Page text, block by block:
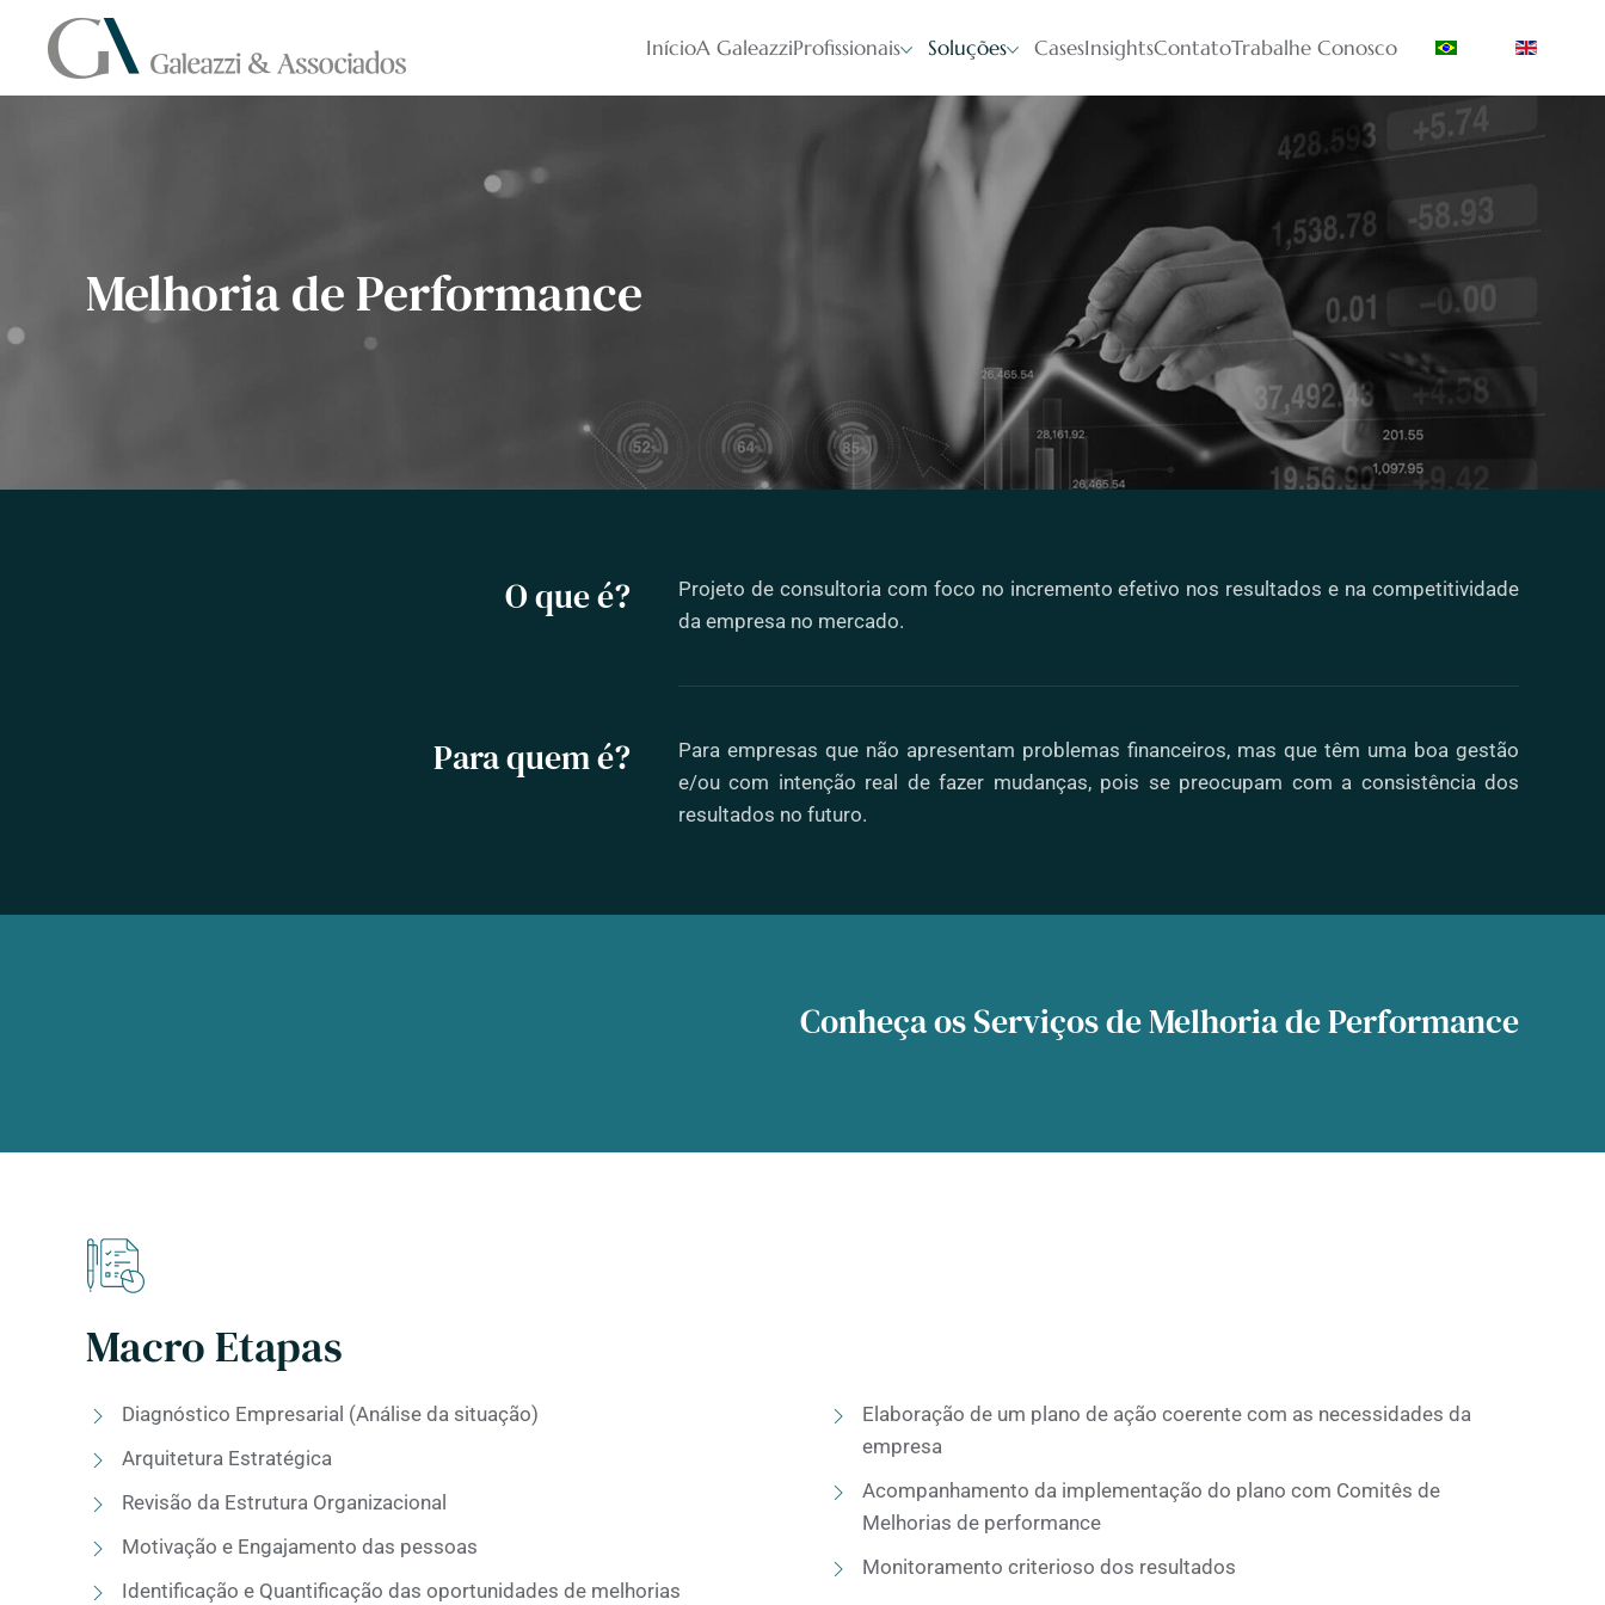
Skip to main content InícioA GaleazziProfissionais Soluções CasesInsightsContatoTrabalhe Conosco
Melhoria de Performance
O que é?
Projeto de consultoria com foco no incremento efetivo nos resultados e na competitividade
da empresa no mercado.
Para quem é?
Para empresas que não apresentam problemas financeiros, mas que têm uma boa gestão
e/ou com intenção real de fazer mudanças, pois se preocupam com a consistência dos
resultados no futuro.
Conheça os Serviços de Melhoria de Performance
Macro Etapas
Diagnóstico Empresarial (Análise da situação)
Arquitetura Estratégica
Revisão da Estrutura Organizacional
Motivação e Engajamento das pessoas
Identificação e Quantificação das oportunidades de melhorias
Elaboração de um plano de ação coerente com as necessidades da
empresa
Acompanhamento da implementação do plano com Comitês de
Melhorias de performance
Monitoramento criterioso dos resultados